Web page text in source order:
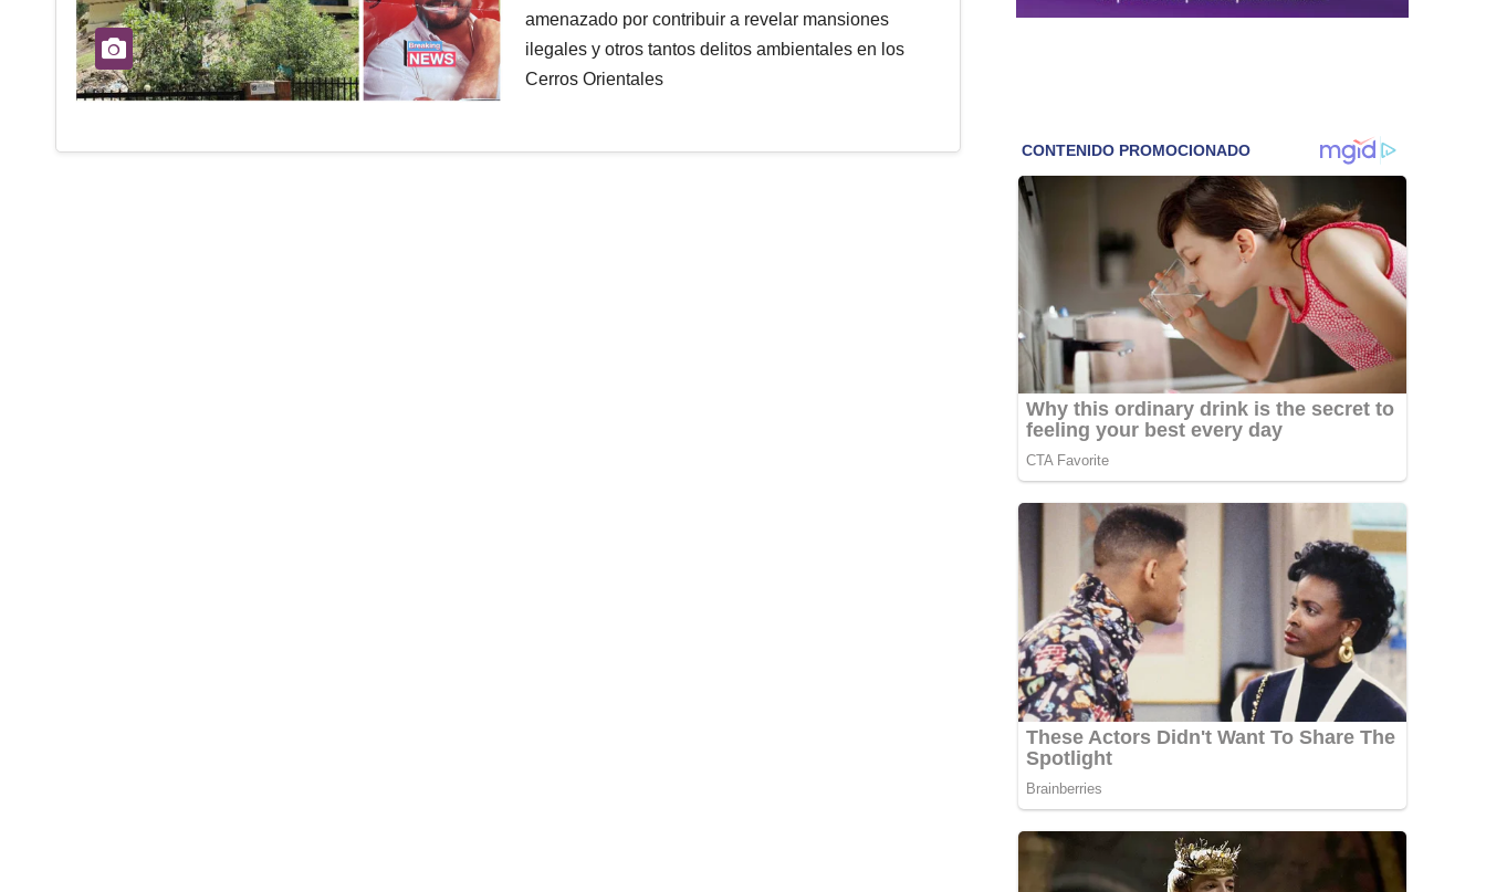
amenazado por contribuir a revelar mansiones
ilegales y otros tantos delitos ambientales en los
Cerros Orientales